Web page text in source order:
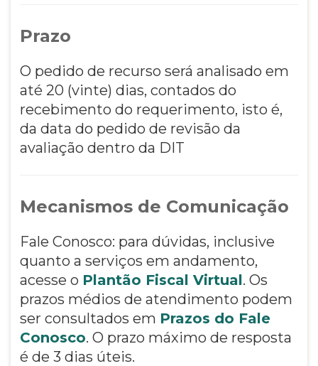
Prazo
O pedido de recurso será analisado em
até 20 (vinte) dias, contados do
recebimento do requerimento, isto é,
da data do pedido de revisão da
avaliação dentro da DIT
Mecanismos de Comunicação
Fale Conosco: para dúvidas, inclusive
quanto a serviços em andamento,
acesse o Plantão Fiscal Virtual. Os
prazos médios de atendimento podem
ser consultados em Prazos do Fale
Conosco. O prazo máximo de resposta
é de 3 dias úteis.